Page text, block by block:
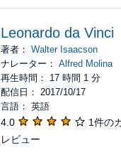
Leonardo da Vinci
著者：Walter Isaacson
ナレーター：Alfred Molina
再生時間： 17 時間 1 分
配信日： 2017/10/17
言語： 英語
4.0
1件の
レビュー